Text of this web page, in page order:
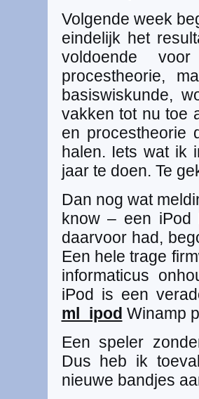
Volgende week
eindelijk het
voldoende
procestheorie,
basiswiskunde,
vakken tot nu toe
en procestheorie
halen. Iets wat ik
jaar te doen. Te
Dan nog wat
know – een iPod
daarvoor had,
Een hele trage
informaticus
iPod is een
ml_ipod Winamp
Een speler
Dus heb ik
nieuwe bandjes